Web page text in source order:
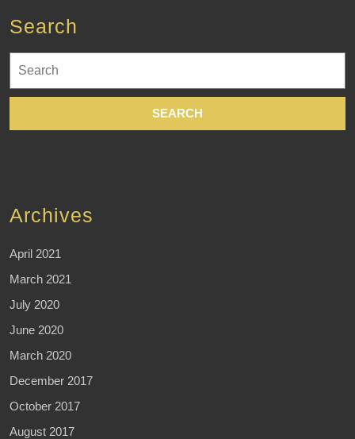
Search
for:
Archives
April 2021
March 2021
July 2020
June 2020
March 2020
December 2017
October 2017
August 2017